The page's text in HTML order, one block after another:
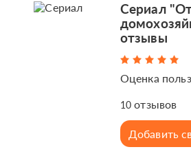
Сериал
отзывы
Оценка
10 отзывов
Добавить